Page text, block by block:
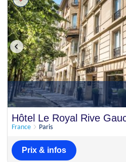
Hôtel Le Royal Rive
France Paris
Prix & infos